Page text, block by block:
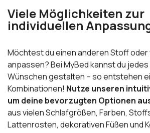
Viele Möglichkeiten zur
individuellen
Möchtest du einen anderen Stoff
anpassen? Bei MyBed kannst du
Wünschen gestalten – so entstehen
Kombinationen! Nutze unseren
um deine bevorzugten Optionen
aus vielen Schlafgrößen, Farben,
Lattenrosten, dekorativen Füßen und